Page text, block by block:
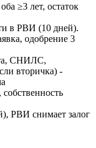
≥3 лет, остаток
в РВИ (10 дней).
одобрение 3
СНИЛС,
вторичка) -
РВИ снимает залог